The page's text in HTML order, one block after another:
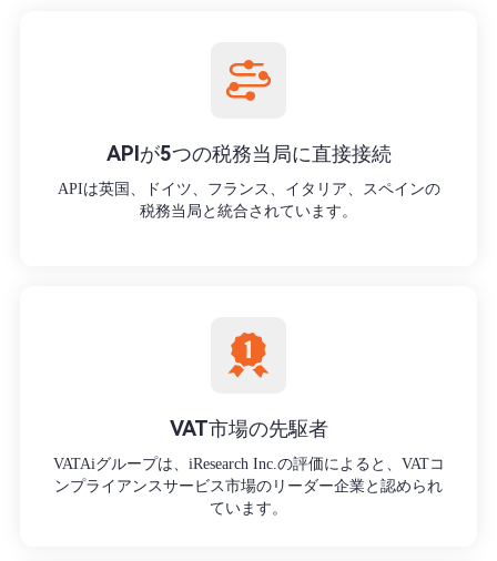
APIが5つの税務当局に直接接続
APIは英国、ドイツ、フランス、イタリア、スペインの
税務当局と統合されています。
VAT市場の先駆者
VATAiグループは、iResearch Inc.の評価によると、VATコ
ンプライアンスサービス市場のリーダー企業と認められ
ています。